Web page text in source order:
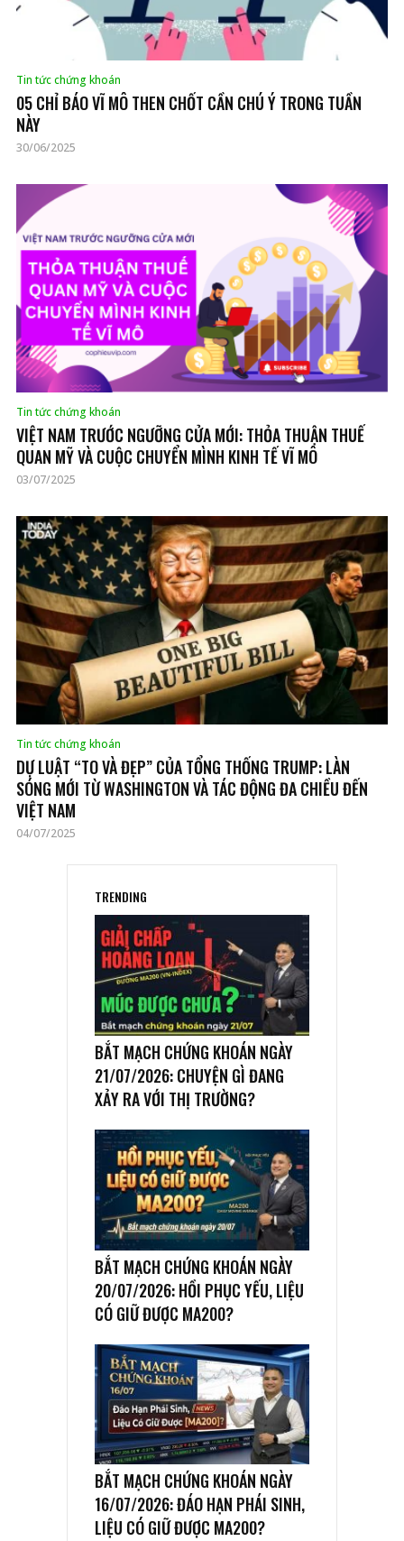
Tin tức chứng khoán
05 CHỈ BÁO VĨ MÔ THEN CHỐT CẦN CHÚ Ý TRONG TUẦN
NÀY
30/06/2025
Tin tức chứng khoán
VIỆT NAM TRƯỚC NGƯỠNG CỬA MỚI: THỎA THUẬN THUẾ
QUAN MỸ VÀ CUỘC CHUYỂN MÌNH KINH TẾ VĨ MÔ
03/07/2025
Tin tức chứng khoán
DỰ LUẬT “TO VÀ ĐẸP” CỦA TỔNG THỐNG TRUMP: LÀN
SÓNG MỚI TỪ WASHINGTON VÀ TÁC ĐỘNG ĐA CHIỀU ĐẾN
VIỆT NAM
04/07/2025
TRENDING
BẮT MẠCH CHỨNG KHOÁN NGÀY
21/07/2026: CHUYỆN GÌ ĐANG
XẢY RA VỚI THỊ TRƯỜNG?
BẮT MẠCH CHỨNG KHOÁN NGÀY
20/07/2026: HỒI PHỤC YẾU, LIỆU
CÓ GIỮ ĐƯỢC MA200?
BẮT MẠCH CHỨNG KHOÁN NGÀY
16/07/2026: ĐÁO HẠN PHÁI SINH,
LIỆU CÓ GIỮ ĐƯỢC MA200?